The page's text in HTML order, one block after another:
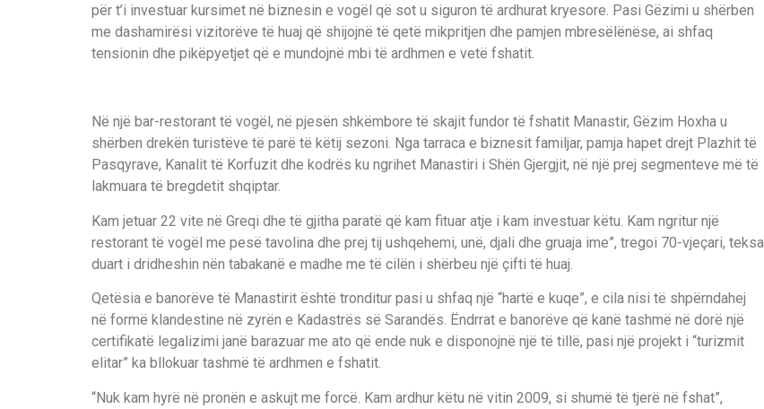
për t’i investuar kursimet në biznesin e vogël që sot u siguron të ardhurat kryesore. Pasi Gëzimi u shërben
me dashamirësi vizitorëve të huaj që shijojnë të qetë mikpritjen dhe pamjen mbresëlënëse, ai shfaq
tensionin dhe pikëpyetjet që e mundojnë mbi të ardhmen e vetë fshatit.
Në një bar-restorant të vogël, në pjesën shkëmbore të skajit fundor të fshatit Manastir, Gëzim Hoxha u
shërben drekën turistëve të parë të këtij sezoni. Nga tarraca e biznesit familjar, pamja hapet drejt Plazhit të
Pasqyrave, Kanalit të Korfuzit dhe kodrës ku ngrihet Manastiri i Shën Gjergjit, në një prej segmenteve më të
lakmuara të bregdetit shqiptar.
Kam jetuar 22 vite në Greqi dhe të gjitha paratë që kam fituar atje i kam investuar këtu. Kam ngritur një
restorant të vogël me pesë tavolina dhe prej tij ushqehemi, unë, djali dhe gruaja ime”, tregoi 70-vjeçari, teksa
duart i dridheshin nën tabakanë e madhe me të cilën i shërbeu një çifti të huaj.
Qetësia e banorëve të Manastirit është tronditur pasi u shfaq një “hartë e kuqe”, e cila nisi të shpërndahej
në formë klandestine në zyrën e Kadastrës së Sarandës. Ëndrrat e banorëve që kanë tashmë në dorë një
certifikatë legalizimi janë barazuar me ato që ende nuk e disponojnë një të tillë, pasi një projekt i “turizmit
elitar” ka bllokuar tashmë të ardhmen e fshatit.
“Nuk kam hyrë në pronën e askujt me forcë. Kam ardhur këtu në vitin 2009, si shumë të tjerë në fshat”,